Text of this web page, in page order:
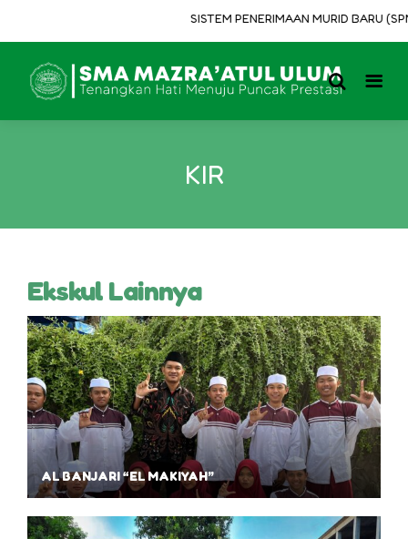
SISTEM PENERIMAAN MURID BARU
KIR
Ekskul Lainnya
AL BANJARI “EL MAKIYAH”